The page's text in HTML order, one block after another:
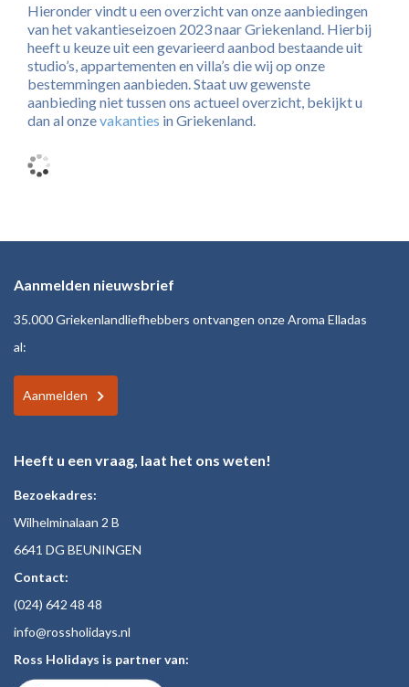
Hieronder vindt u een overzicht van onze aanbiedingen
van het vakantieseizoen 2023 naar Griekenland. Hierbij
heeft u keuze uit een gevarieerd aanbod bestaande uit
studio’s, appartementen en villa’s die wij op onze
bestemmingen aanbieden. Staat uw gewenste
aanbieding niet tussen ons actueel overzicht, bekijkt u
dan al onzevakanties in Griekenland.
Aanmelden nieuwsbrief
35.000 Griekenlandliefhebbers ontvangen onze Aroma Elladas
al:
Aanmelden
Heeft u een vraag, laat het ons weten!
Bezoekadres:
Wilhelminalaan 2 B
6641 DG BEUNINGEN
Contact:
(024) 642 48 48
info@rossholidays.nl
Ross Holidays is partner van: